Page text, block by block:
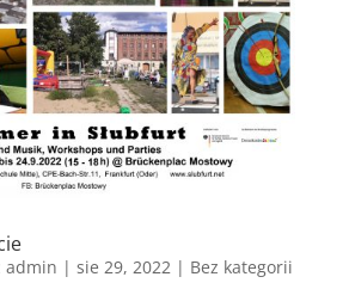
admin | sie 29, 2022| Bez kategorii